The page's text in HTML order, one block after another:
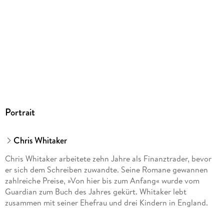
Portrait
Chris Whitaker
Chris Whitaker arbeitete zehn Jahre als Finanztrader, bevor
er sich dem Schreiben zuwandte. Seine Romane gewannen
zahlreiche Preise, »Von hier bis zum Anfang« wurde vom
Guardian zum Buch des Jahres gekürt. Whitaker lebt
zusammen mit seiner Ehefrau und drei Kindern in England.